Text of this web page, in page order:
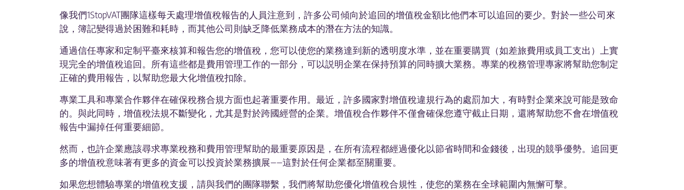
像我們1StopVAT團隊這樣每天處理增值稅報告的人員注意到，許多公司傾向於追回的增值稅金額比他們本可以追回的要少。對於一些公司來
說，簿記變得過於困難和耗時，而其他公司則缺乏降低業務成本的潛在方法的知識。
通過信任專家和定制平臺來核算和報告您的增值稅，您可以使您的業務達到新的透明度水準，並在重要購買（如差旅費用或員工支出）上實
現完全的增值稅追回。所有這些都是費用管理工作的一部分，可以説明企業在保持預算的同時擴大業務。專業的稅務管理專家將幫助您制定
正確的費用報告，以幫助您最大化增值稅扣除。
專業工具和專業合作夥伴在確保稅務合規方面也起著重要作用。最近，許多國家對增值稅違規行為的處罰加大，有時對企業來說可能是致命
的。與此同時，增值稅法規不斷變化，尤其是對於跨國經營的企業。增值稅合作夥伴不僅會確保您遵守截止日期，還將幫助您不會在增值稅
報告中漏掉任何重要細節。
然而，也許企業應該尋求專業稅務和費用管理幫助的最重要原因是，在所有流程都經過優化以節省時間和金錢後，出現的競爭優勢。追回更
多的增值稅意味著有更多的資金可以投資於業務擴展——這對於任何企業都至關重要。
如果您想體驗專業的增值稅支援，請與我們的團隊聯繫，我們將幫助您優化增值稅合規性，使您的業務在全球範圍內無懈可擊。